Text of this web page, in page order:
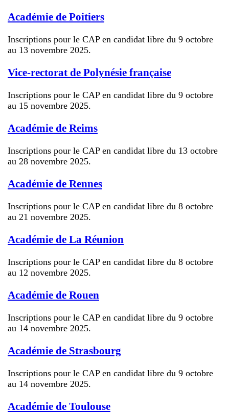
Académie de Poitiers
Inscriptions pour le CAP en candidat libre du 9 octobre
au 13 novembre 2025.
Vice-rectorat de Polynésie française
Inscriptions pour le CAP en candidat libre du 9 octobre
au 15 novembre 2025.
Académie de Reims
Inscriptions pour le CAP en candidat libre du 13 octobre
au 28 novembre 2025.
Académie de Rennes
Inscriptions pour le CAP en candidat libre du 8 octobre
au 21 novembre 2025.
Académie de La Réunion
Inscriptions pour le CAP en candidat libre du 8 octobre
au 12 novembre 2025.
Académie de Rouen
Inscriptions pour le CAP en candidat libre du 9 octobre
au 14 novembre 2025.
Académie de Strasbourg
Inscriptions pour le CAP en candidat libre du 9 octobre
au 14 novembre 2025.
Académie de Toulouse